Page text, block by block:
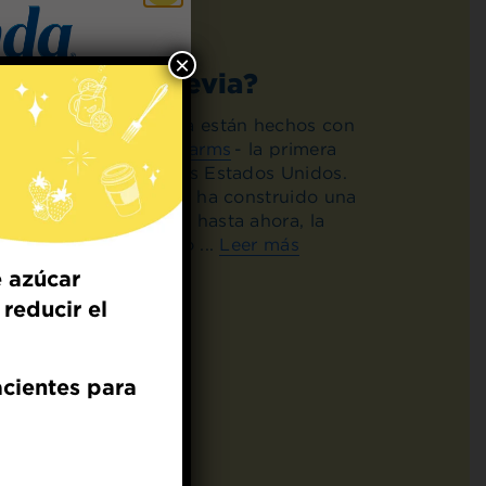
Splenda® Stevia?
Calorías con Stevia están hechos con
Splenda Stevia Farms - la primera
integrada en los Estados Unidos.
en Florida Central ha construido una
porque hasta ahora, la
y procesado ... Leer más
el
para
×
for
Dish